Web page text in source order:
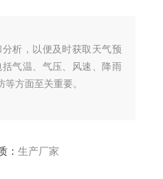
析，以便及时获取天气预
气温、气压、风速、降雨
方面至关重要。
：生产厂家